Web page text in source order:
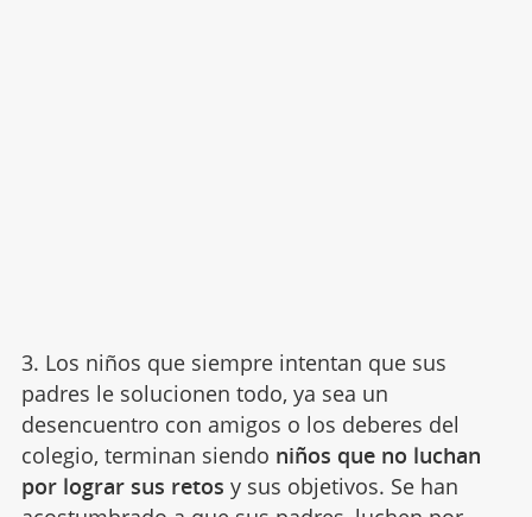
3. Los niños que siempre intentan que sus
padres le solucionen todo, ya sea un
desencuentro con amigos o los deberes del
colegio, terminan siendo niños que no luchan
por lograr sus retos y sus objetivos. Se han